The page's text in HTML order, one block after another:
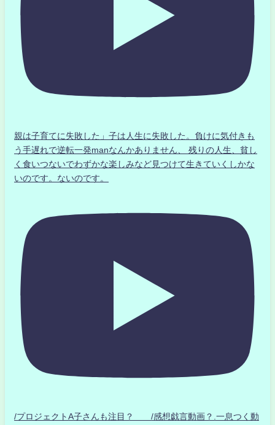
親は子育てに失敗した」子は人生に失敗した。負けに気付きも
う手遅れで逆転一発manなんかありません、 残りの人生、貧し
く食いつないでわずかな楽しみなど見つけて生きていくしかな
いのです。ないのです。
/プロジェクトA子さんも注目？ /感想戯言動画？.一息つく動